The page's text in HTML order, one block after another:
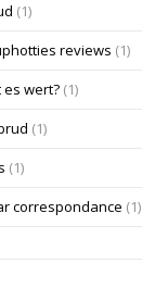
(1)
reviews (1)
wert? (1)
(1)
(1)
correspondance (1)